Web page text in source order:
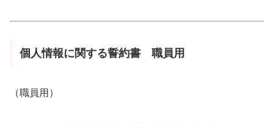
個人情報に関する誓約書 職員用
（職員用）